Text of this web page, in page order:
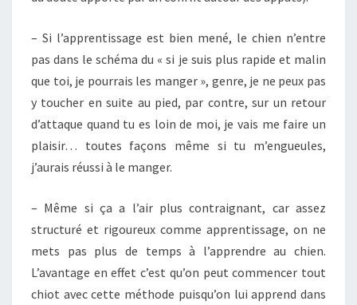
– Si l’apprentissage est bien mené, le chien n’entre
pas dans le schéma du « si je suis plus rapide et malin
que toi, je pourrais les manger », genre, je ne peux pas
y toucher en suite au pied, par contre, sur un retour
d’attaque quand tu es loin de moi, je vais me faire un
plaisir… toutes façons même si tu m’engueules,
j’aurais réussi à le manger.
– Même si ça a l’air plus contraignant, car assez
structuré et rigoureux comme apprentissage, on ne
mets pas plus de temps à l’apprendre au chien.
L’avantage en effet c’est qu’on peut commencer tout
chiot avec cette méthode puisqu’on lui apprend dans